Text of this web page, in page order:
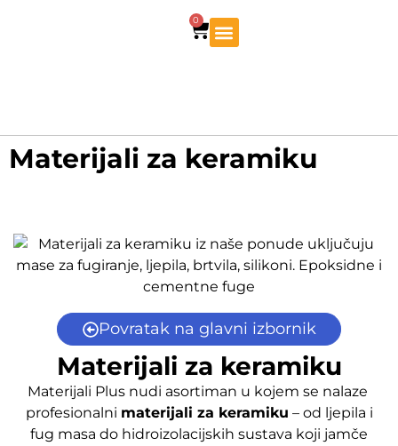
0
Materijali za keramiku
Povratak na glavni izbornik
Materijali za keramiku
Materijali Plus nudi asortiman u kojem se nalaze
profesionalni materijali za keramiku – od ljepila i
fug masa do hidroizolacijskih sustava koji jamče